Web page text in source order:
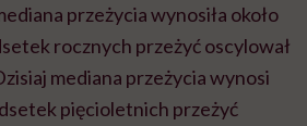
przeżycia wynosiła około
rocznych przeżyć oscylował
mediana przeżycia wynosi
pięcioletnich przeżyć